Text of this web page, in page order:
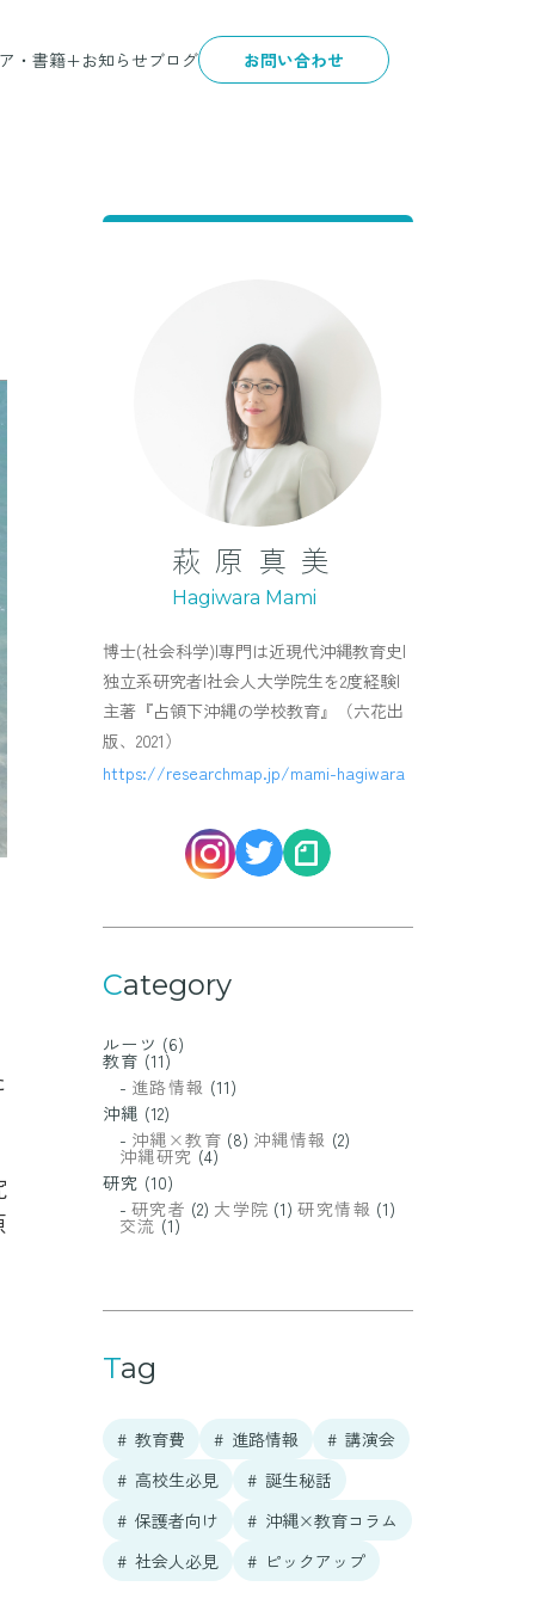
・書籍+お知らせブログ お問い合わせ
萩原真美
Hagiwara Mami
博士(社会科学)|専門は近現代沖縄教育史|
独立系研究者|社会人大学院生を2度経験|
主著『占領下沖縄の学校教育』（六花出
版、2021）
https://researchmap.jp/mami-hagiwara
Category
ルーツ (6)
教育 (11)
進路情報 (11)
沖縄 (12)
沖縄×教育 (8) 沖縄情報 (2)
沖縄研究 (4)
研究 (10)
研究者 (2) 大学院 (1) 研究情報 (1)
交流 (1)
Tag
教育費 進路情報
講演会
高校生必見
誕生秘話
保護者向け
沖縄×教育コラム
社会人必見
ピックアップ